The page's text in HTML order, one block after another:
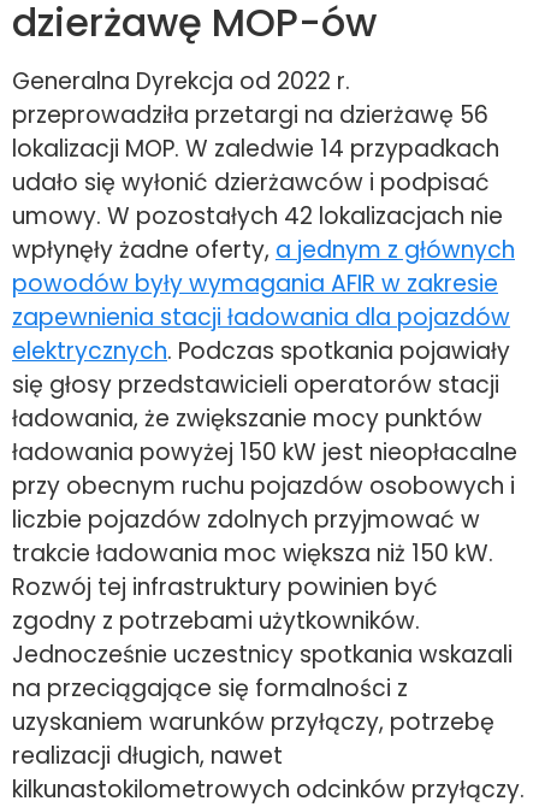
dzierżawę MOP-ów
Generalna Dyrekcja od 2022 r.
przeprowadziła przetargi na dzierżawę 56
lokalizacji MOP. W zaledwie 14 przypadkach
udało się wyłonić dzierżawców i podpisać
umowy. W pozostałych 42 lokalizacjach nie
wpłynęły żadne oferty, a jednym z głównych
powodów były wymagania AFIR w zakresie
zapewnienia stacji ładowania dla pojazdów
elektrycznych. Podczas spotkania pojawiały
się głosy przedstawicieli operatorów stacji
ładowania, że zwiększanie mocy punktów
ładowania powyżej 150 kW jest nieopłacalne
przy obecnym ruchu pojazdów osobowych i
liczbie pojazdów zdolnych przyjmować w
trakcie ładowania moc większa niż 150 kW.
Rozwój tej infrastruktury powinien być
zgodny z potrzebami użytkowników.
Jednocześnie uczestnicy spotkania wskazali
na przeciągające się formalności z
uzyskaniem warunków przyłączy, potrzebę
realizacji długich, nawet
kilkunastokilometrowych odcinków przyłączy.